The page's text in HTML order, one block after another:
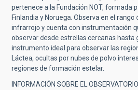
pertenece a la Fundación NOT, formada
Finlandia y Noruega. Observa en el rango
infrarrojo y cuenta con instrumentación
observar desde estrellas cercanas hasta
instrumento ideal para observar las
Láctea, ocultas por nubes de polvo
regiones de formación estelar.
INFORMACIÓN SOBRE EL